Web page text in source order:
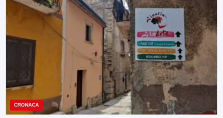
CRONACA